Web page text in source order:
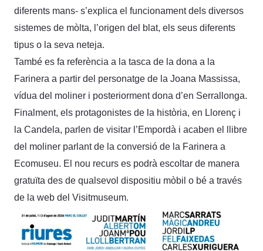
diferents mans- s’explica el funcionament dels diversos
sistemes de mòlta, l’origen del blat, els seus diferents
tipus o la seva neteja.
També es fa referència a la tasca de la dona a la
Farinera a partir del personatge de la Joana Massissa,
vídua del moliner i posteriorment dona d’en Serrallonga.
Finalment, els protagonistes de la història, en Llorenç i
la Candela, parlen de visitar l’Empordà i acaben el llibre
del moliner parlant de la conversió de la Farinera a
Ecomuseu. El nou recurs es podrà escoltar de manera
gratuïta des de qualsevol dispositiu mòbil o bé a través
de la web del Visitmuseum.